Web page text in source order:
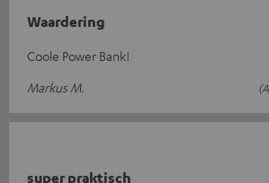
Waardering
Coole Power Bank!
Markus M.
super praktisch